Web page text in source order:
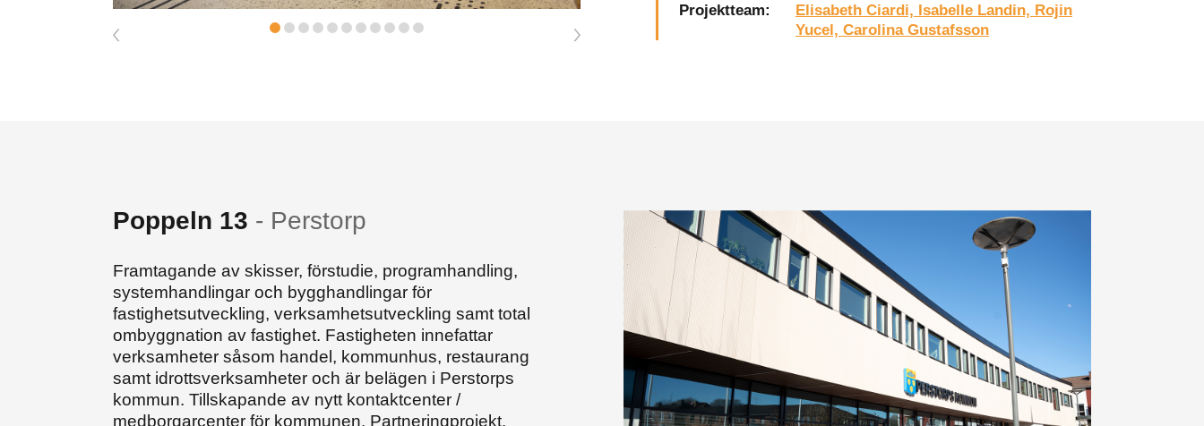
Projektteam:
Elisabeth Ciardi, Isabelle Landin, Rojin
Yucel, Carolina Gustafsson
Poppeln 13 - Perstorp
Framtagande av skisser, förstudie, programhandling,
systemhandlingar och bygghandlingar för
fastighetsutveckling, verksamhetsutveckling samt total
ombyggnation av fastighet. Fastigheten innefattar
verksamheter såsom handel, kommunhus, restaurang
samt idrottsverksamheter och är belägen i Perstorps
kommun. Tillskapande av nytt kontaktcenter /
medborgarcenter för kommunen. Partneringprojekt.